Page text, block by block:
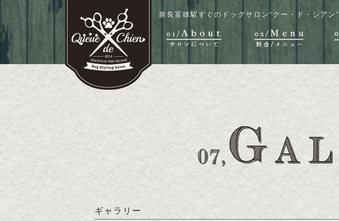
奈良富雄駅すぐのドッグサロン“クー・ド・シアン”
ギャラリー